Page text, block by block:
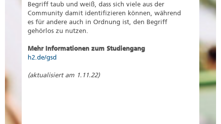
Begriff taub und weiß, dass sich viele aus der
Community damit identifizieren können, während
es für andere auch in Ordnung ist, den Begriff
gehörlos zu nutzen.
Mehr Informationen zum Studiengang
h2.de/gsd
(aktualisiert am 1.11.22)